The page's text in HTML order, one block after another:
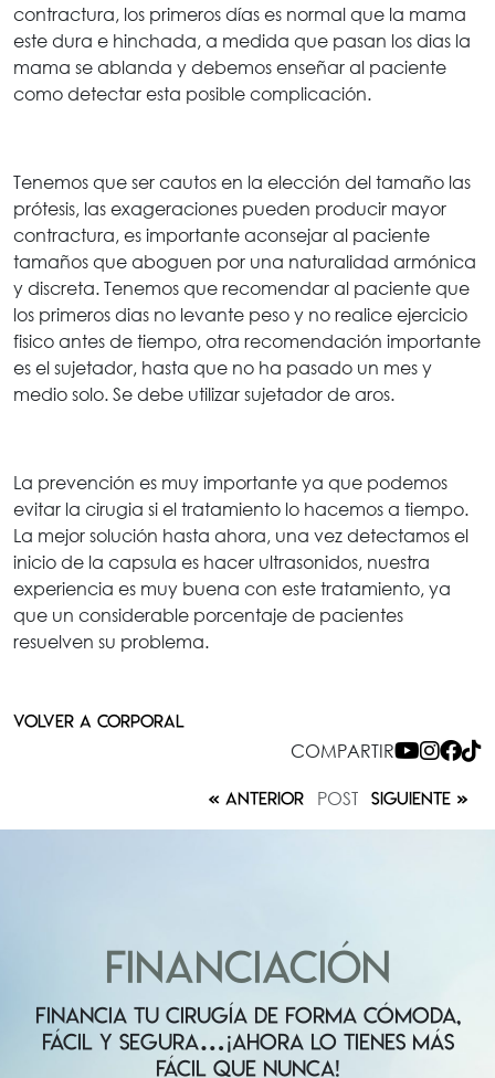
contractura, los primeros días es normal que la mama
este dura e hinchada, a medida que pasan los dias la
mama se ablanda y debemos enseñar al paciente
como detectar esta posible complicación.
Tenemos que ser cautos en la elección del tamaño las
prótesis, las exageraciones pueden producir mayor
contractura, es importante aconsejar al paciente
tamaños que aboguen por una naturalidad armónica
y discreta. Tenemos que recomendar al paciente que
los primeros dias no levante peso y no realice ejercicio
fisico antes de tiempo, otra recomendación importante
es el sujetador, hasta que no ha pasado un mes y
medio solo. Se debe utilizar sujetador de aros.
La prevención es muy importante ya que podemos
evitar la cirugia si el tratamiento lo hacemos a tiempo.
La mejor solución hasta ahora, una vez detectamos el
inicio de la capsula es hacer ultrasonidos, nuestra
experiencia es muy buena con este tratamiento, ya
que un considerable porcentaje de pacientes
resuelven su problema.
VOLVER A CORPORAL
COMPARTIR
ANTERIOR POST SIGUIENTE
FINANCIACIÓN
FINANCIA TU CIRUGÍA DE FORMA CÓMODA,
FÁCIL Y SEGURA…¡AHORA LO TIENES MÁS
FÁCIL QUE NUNCA!